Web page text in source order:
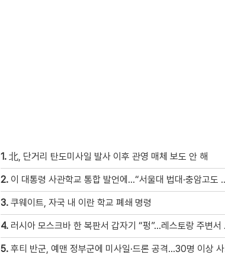
1. 北, 단거리 탄도미사일 발사 이후 관영 매체 보도 안 해
2. 이 대통령 사관학교 통합 발언에…“서울대 법대·충암고도 없애나”
3. 쿠웨이트, 자국 내 이란 학교 폐쇄 명령
4. 러시아 모스크바 한 복판서 갑자기 “펑”…레스토랑 주변서 사제 폭탄 폭발해 20여 명 사상 [현장영상]
5. 후티 반군, 예맨 정부군에 미사일·드론 공격…30명 이상 사망